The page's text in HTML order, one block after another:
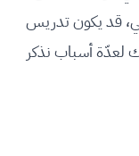
قد يكون تدريس
لعدّة أسباب نذكر